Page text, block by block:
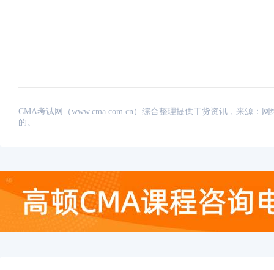
CMA考试网（www.cma.com.cn）综合整理提供干货资讯，来源：
的。